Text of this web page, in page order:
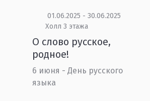
01.06.2025 - 30.06.2025
Холл 3 этажа
О слово русское,
родное!
6 июня - День русского
языка